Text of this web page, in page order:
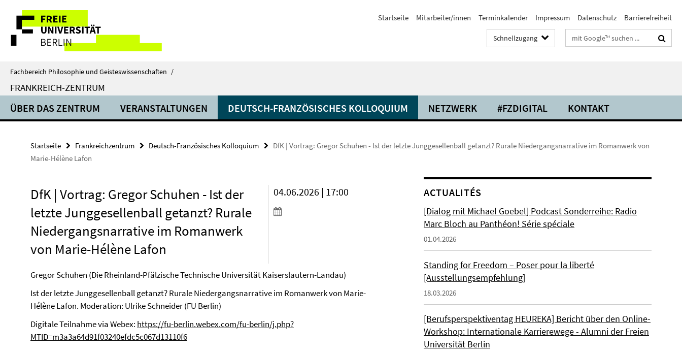
direkt
Inhalt
Service-
Navigation
Startseite Mitarbeiter/innen Terminkalender Impressum Datenschutz Barrierefreiheit
Schnellzugang Suchbegriffe
Fachbereich Philosophie und Geisteswissenschaften /
FRANKREICH-ZENTRUM
ÜBER DAS ZENTRUM VERANSTALTUNGEN DEUTSCH-FRANZÖSISCHES KOLLOQUIUM NETZWERK #FZDIGITAL KONTAKT
Startseite Frankreichzentrum Deutsch-Französisches Kolloquium
DfK | Vortrag: Gregor Schuhen - Ist der letzte Junggesellenball getanzt? Rurale Niedergangsnarrative im Romanwerk von
Marie-Hélène Lafon
DfK | Vortrag: Gregor Schuhen - Ist der
letzte Junggesellenball getanzt? Rurale
Niedergangsnarrative im Romanwerk
von Marie-Hélène Lafon
04.06.2026 | 17:00
Gregor Schuhen (Die Rheinland-Pfälzische Technische Universität Kaiserslautern-Landau)
Ist der letzte Junggesellenball getanzt? Rurale Niedergangsnarrative im Romanwerk von Marie-
Hélène Lafon. Moderation: Ulrike Schneider (FU Berlin)
Digitale Teilnahme via Webex: https://fu-berlin.webex.com/fu-berlin/j.php?
MTID=m3a3a64d91f03240efdc5c067d13110f6
ACTUALITÉS
[Dialog mit Michael Goebel] Podcast Sonderreihe: Radio
Marc Bloch au Panthéon! Série spéciale
01.04.2026
Standing for Freedom – Poser pour la liberté
[Ausstellungsempfehlung]
18.03.2026
[Berufsperspektiventag HEUREKA] Bericht über den Online-
Workshop: Internationale Karrierewege - Alumni der Freien
Universität Berlin